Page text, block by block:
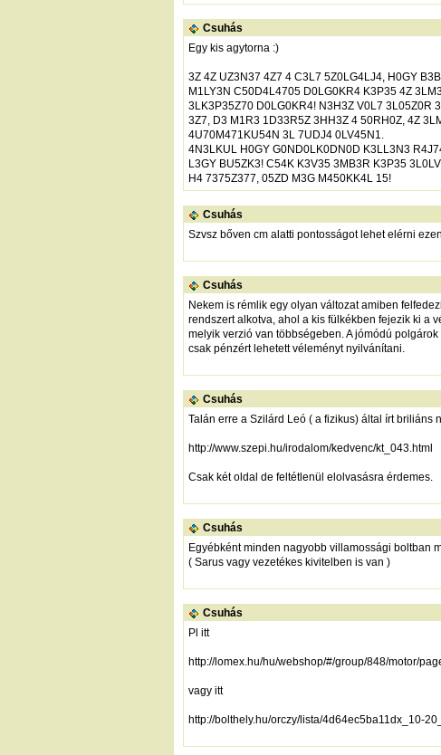
Csuhás
Egy kis agytorna :)
3Z 4Z UZ3N37 4Z7 4 C3L7 5Z0LG4LJ4, H0GY
M1LY3N C50D4L4705 D0LG0KR4 K3P35 4Z
3LK3P35Z70 D0LG0KR4! N3H3Z V0L7 3L05Z0R
3Z7, D3 M1R3 1D33R5Z 3HH3Z 4 50RH0Z, 4Z
4U70M471KU54N 3L 7UDJ4 0LV45N1.
4N3LKUL H0GY G0ND0LK0DN0D K3LL3N3
L3GY BU5ZK3! C54K K3V35 3MB3R K3P35
H4 7375Z377, 05ZD M3G M450KK4L 15!
Csuhás
Szvsz bőven cm alatti pontosságot lehet elérni
Csuhás
Nekem is rémlik egy olyan változat amiben
rendszert alkotva, ahol a kis fülkékben fejezik ki a
melyik verzió van többségeben. A jómódú
csak pénzért lehetett véleményt nyilvánítani.
Csuhás
Talán erre a Szilárd Leó ( a fizikus) által írt briliáns
http://www.szepi.hu/irodalom/kedvenc/kt_043.html
Csak két oldal de feltétlenül elolvasásra érdemes.
Csuhás
Egyébként minden nagyobb villamossági boltban
( Sarus vagy vezetékes kivitelben is van )
Csuhás
Pl itt
http://lomex.hu/hu/webshop/#/group/848/motor/
vagy itt
http://bolthely.hu/orczy/lista/4d64ec5ba11dx_10-